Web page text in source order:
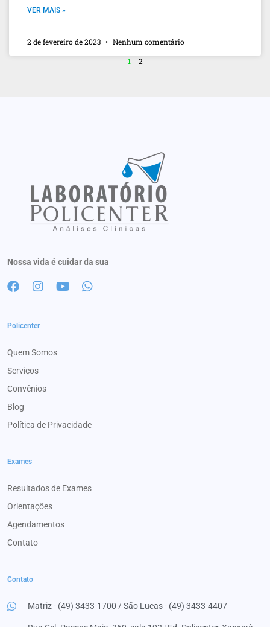
VER MAIS »
2 de fevereiro de 2023
Nenhum comentário
1
2
Nossa vida é cuidar da sua
Policenter
Quem Somos
Serviços
Convênios
Blog
Política de Privacidade
Exames
Resultados de Exames
Orientações
Agendamentos
Contato
Contato
Matriz - (49) 3433-1700 / São Lucas - (49) 3433-4407